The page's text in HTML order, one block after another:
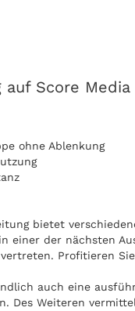
Score
ohne Ablenkung
bietet
einer der nächsten
vertreten. Profitieren
auch eine
Des Weiteren